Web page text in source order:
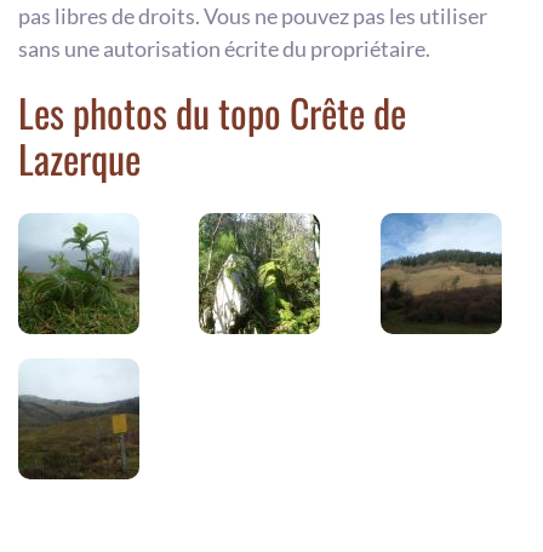
pas libres de droits. Vous ne pouvez pas les utiliser
sans une autorisation écrite du propriétaire.
Les photos du topo Crête de
Lazerque